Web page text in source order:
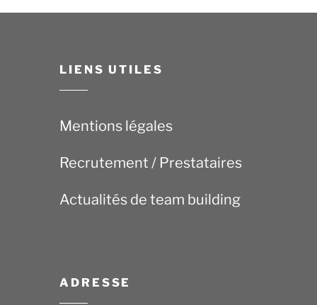
LIENS UTILES
Mentions légales
Recrutement / Prestataires
Actualités de team building
ADRESSE